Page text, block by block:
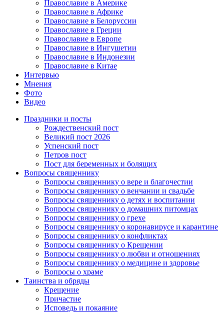
Православие в Америке
Православие в Африке
Православие в Белоруссии
Православие в Греции
Православие в Европе
Православие в Ингушетии
Православие в Индонезии
Православие в Китае
Интервью
Мнения
Фото
Видео
Праздники и посты
Рождественский пост
Великий пост 2026
Успенский пост
Петров пост
Пост для беременных и болящих
Вопросы священнику
Вопросы священнику о вере и благочестии
Вопросы священнику о венчании и свадьбе
Вопросы священнику о детях и воспитании
Вопросы священнику о домашних питомцах
Вопросы священнику о грехе
Вопросы священнику о коронавирусе и карантине
Вопросы священнику о конфликтах
Вопросы священнику о Крещении
Вопросы священнику о любви и отношениях
Вопросы священнику о медицине и здоровье
Вопросы о храме
Таинства и обряды
Крещение
Причастие
Исповедь и покаяние